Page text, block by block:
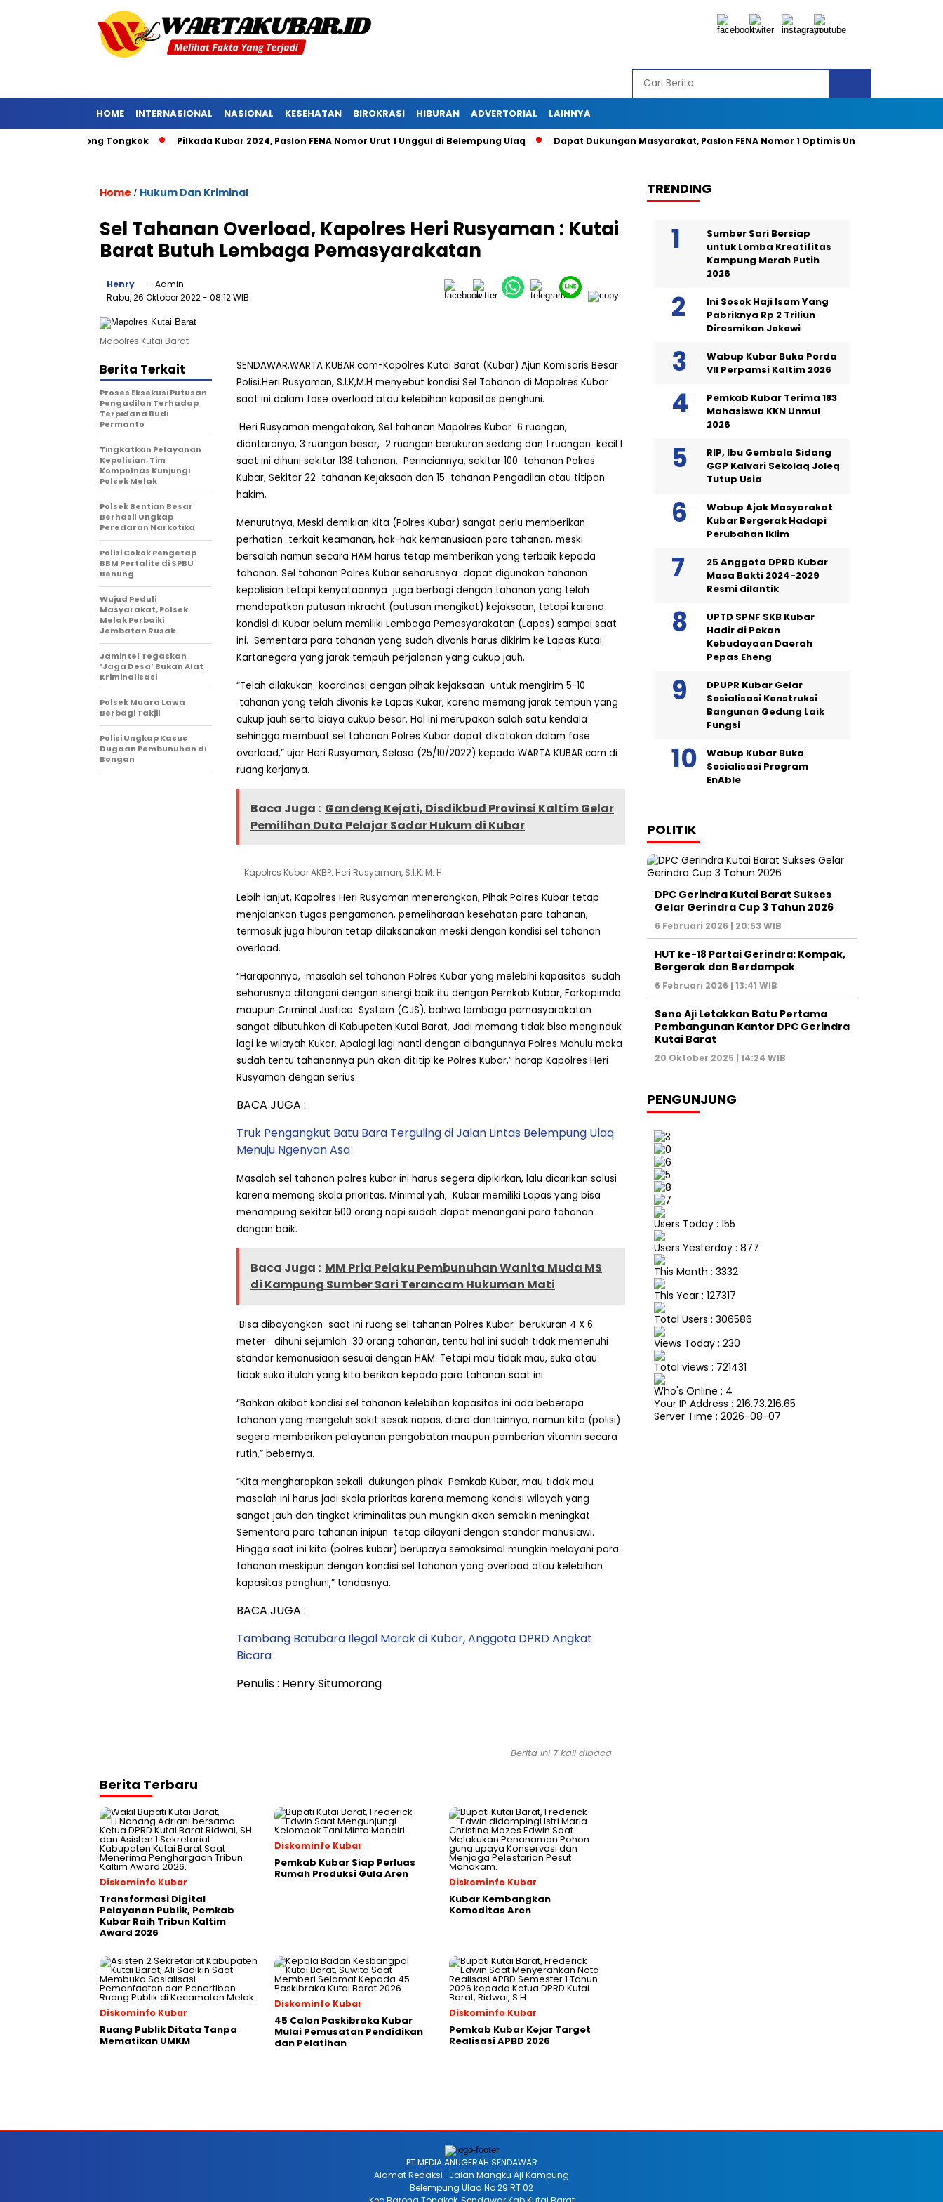
HOME INTERNASIONAL NASIONAL KESEHATAN BIROKRASI HIBURAN ADVERTORIAL LAINNYA
Pniel Barong Tongkok Pilkada Kubar 2024, Paslon FENA Nomor Urut 1 Unggul di Belempung Ulaq Dapat Dukungan Masyarakat, Paslon FENA Nomor 1 Optimis Unggul 49 Persen Suara
Home / Hukum Dan Kriminal
Sel Tahanan Overload, Kapolres Heri Rusyaman : Kutai
Barat Butuh Lembaga Pemasyarakatan
Henry
- Admin
Rabu, 26 Oktober 2022- 08:12 WIB
Mapolres Kutai Barat
SENDAWAR,WARTA KUBAR.com-Kapolres Kutai Barat (Kubar) Ajun Komisaris Besar
Polisi.Heri Rusyaman, S.I.K,M.H menyebut kondisi Sel Tahanan di Mapolres Kubar
saat ini dalam fase overload atau kelebihan kapasitas penghuni.
Heri Rusyaman mengatakan, Sel tahanan Mapolres Kubar 6 ruangan,
diantaranya, 3 ruangan besar, 2 ruangan berukuran sedang dan 1 ruangan kecil l
saat ini dihuni sekitar 138 tahanan. Perinciannya, sekitar 100 tahanan Polres
Kubar, Sekitar 22 tahanan Kejaksaan dan 15 tahanan Pengadilan atau titipan
hakim.
Menurutnya, Meski demikian kita (Polres Kubar) sangat perlu memberikan
perhatian terkait keamanan, hak-hak kemanusiaan para tahanan, meski
bersalah namun secara HAM harus tetap memberikan yang terbaik kepada
tahanan. Sel tahanan Polres Kubar seharusnya dapat digunakan tahanan
kepolisian tetapi kenyataannya juga berbagi dengan tahanan yang telah
mendapatkan putusan inkracht (putusan mengikat) kejaksaan, tetapi karena
kondisi di Kubar belum memiliki Lembaga Pemasyarakatan (Lapas) sampai saat
ini. Sementara para tahanan yang sudah divonis harus dikirim ke Lapas Kutai
Kartanegara yang jarak tempuh perjalanan yang cukup jauh.
“Telah dilakukan koordinasi dengan pihak kejaksaan untuk mengirim 5-10
tahanan yang telah divonis ke Lapas Kukar, karena memang jarak tempuh yang
cukup jauh serta biaya cukup besar. Hal ini merupakan salah satu kendala
sehingga membuat sel tahanan Polres Kubar dapat dikatakan dalam fase
overload,” ujar Heri Rusyaman, Selasa (25/10/2022) kepada WARTA KUBAR.com di
ruang kerjanya.
Baca Juga : Gandeng Kejati, Disdikbud Provinsi Kaltim Gelar
Pemilihan Duta Pelajar Sadar Hukum di Kubar
Kapolres Kubar AKBP. Heri Rusyaman, S.I.K, M. H
Lebih lanjut, Kapolres Heri Rusyaman menerangkan, Pihak Polres Kubar tetap
menjalankan tugas pengamanan, pemeliharaan kesehatan para tahanan,
termasuk juga hiburan tetap dilaksanakan meski dengan kondisi sel tahanan
overload.
“Harapannya, masalah sel tahanan Polres Kubar yang melebihi kapasitas sudah
seharusnya ditangani dengan sinergi baik itu dengan Pemkab Kubar, Forkopimda
maupun Criminal Justice System (CJS), bahwa lembaga pemasyarakatan
sangat dibutuhkan di Kabupaten Kutai Barat, Jadi memang tidak bisa menginduk
lagi ke wilayah Kukar. Apalagi lagi nanti dengan dibangunnya Polres Mahulu maka
sudah tentu tahanannya pun akan dititip ke Polres Kubar,” harap Kapolres Heri
Rusyaman dengan serius.
BACA JUGA :
Truk Pengangkut Batu Bara Terguling di Jalan Lintas Belempung Ulaq
Menuju Ngenyan Asa
Masalah sel tahanan polres kubar ini harus segera dipikirkan, lalu dicarikan solusi
karena memang skala prioritas. Minimal yah, Kubar memiliki Lapas yang bisa
menampung sekitar 500 orang napi sudah dapat menangani para tahanan
dengan baik.
Baca Juga : MM Pria Pelaku Pembunuhan Wanita Muda MS
di Kampung Sumber Sari Terancam Hukuman Mati
Bisa dibayangkan saat ini ruang sel tahanan Polres Kubar berukuran 4 X 6
meter
dihuni sejumlah 30 orang tahanan, tentu hal ini sudah tidak memenuhi
standar kemanusiaan sesuai dengan HAM. Tetapi mau tidak mau, suka atau
tidak suka itulah yang kita berikan kepada para tahanan saat ini.
“Bahkan akibat kondisi sel tahanan kelebihan kapasitas ini ada beberapa
tahanan yang mengeluh sakit sesak napas, diare dan lainnya, namun kita (polisi)
segera memberikan pelayanan pengobatan maupun pemberian vitamin secara
rutin,” bebernya.
“Kita mengharapkan sekali dukungan pihak Pemkab Kubar, mau tidak mau
masalah ini harus jadi skala prioritas karena memang kondisi wilayah yang
sangat jauh dan tingkat kriminalitas pun mungkin akan semakin meningkat.
Sementara para tahanan inipun tetap dilayani dengan standar manusiawi.
Hingga saat ini kita (polres kubar) berupaya semaksimal mungkin melayani para
tahanan meskipun dengan kondisi sel tahanan yang overload atau kelebihan
kapasitas penghuni,” tandasnya.
BACA JUGA :
Tambang Batubara Ilegal Marak di Kubar, Anggota DPRD Angkat
Bicara
Penulis : Henry Situmorang
Berita Terkait
Proses Eksekusi Putusan
Pengadilan Terhadap
Terpidana Budi
Permanto
Tingkatkan Pelayanan
Kepolisian, Tim
Kompolnas Kunjungi
Polsek Melak
Polsek Bentian Besar
Berhasil Ungkap
Peredaran Narkotika
Polisi Cokok Pengetap
BBM Pertalite di SPBU
Benung
Wujud Peduli
Masyarakat, Polsek
Melak Perbaiki
Jembatan Rusak
Jamintel Tegaskan
‘Jaga Desa’ Bukan Alat
Kriminalisasi
Polsek Muara Lawa
Berbagi Takjil
Polisi Ungkap Kasus
Dugaan Pembunuhan di
Bongan
Berita ini 7 kali dibaca
Berita Terbaru
Diskominfo Kubar
Transformasi Digital
Pelayanan Publik, Pemkab
Kubar Raih Tribun Kaltim
Award 2026
Diskominfo Kubar
Pemkab Kubar Siap Perluas
Rumah Produksi Gula Aren
Diskominfo Kubar
Kubar Kembangkan
Komoditas Aren
Diskominfo Kubar
Ruang Publik Ditata Tanpa
Mematikan UMKM
Diskominfo Kubar
45 Calon Paskibraka Kubar
Mulai Pemusatan Pendidikan
dan Pelatihan
Diskominfo Kubar
Pemkab Kubar Kejar Target
Realisasi APBD 2026
TRENDING
Sumber Sari Bersiap
untuk Lomba Kreatifitas
Kampung Merah Putih
2026
Ini Sosok Haji Isam Yang
Pabriknya Rp 2 Triliun
Diresmikan Jokowi
Wabup Kubar Buka Porda
VII Perpamsi Kaltim 2026
Pemkab Kubar Terima 183
Mahasiswa KKN Unmul
2026
RIP, Ibu Gembala Sidang
GGP Kalvari Sekolaq Joleq
Tutup Usia
Wabup Ajak Masyarakat
Kubar Bergerak Hadapi
Perubahan Iklim
25 Anggota DPRD Kubar
Masa Bakti 2024-2029
Resmi dilantik
UPTD SPNF SKB Kubar
Hadir di Pekan
Kebudayaan Daerah
Pepas Eheng
DPUPR Kubar Gelar
Sosialisasi Konstruksi
Bangunan Gedung Laik
Fungsi
Wabup Kubar Buka
Sosialisasi Program
EnAble
POLITIK
DPC Gerindra Kutai Barat Sukses
Gelar Gerindra Cup 3 Tahun 2026
6 Februari 2026 | 20:53 WIB
HUT ke-18 Partai Gerindra: Kompak,
Bergerak dan Berdampak
6 Februari 2026 | 13:41 WIB
Seno Aji Letakkan Batu Pertama
Pembangunan Kantor DPC Gerindra
Kutai Barat
20 Oktober 2025 | 14:24 WIB
PENGUNJUNG
Users Today : 155
Users Yesterday : 877
This Month : 3332
This Year : 127317
Total Users : 306586
Views Today : 230
Total views : 721431
Who's Online : 4
Your IP Address : 216.73.216.65
Server Time : 2026-08-07
PT MEDIA ANUGERAH SENDAWAR
Alamat Redaksi : Jalan Mangku Aji Kampung
Belempung Ulaq No 29 RT 02